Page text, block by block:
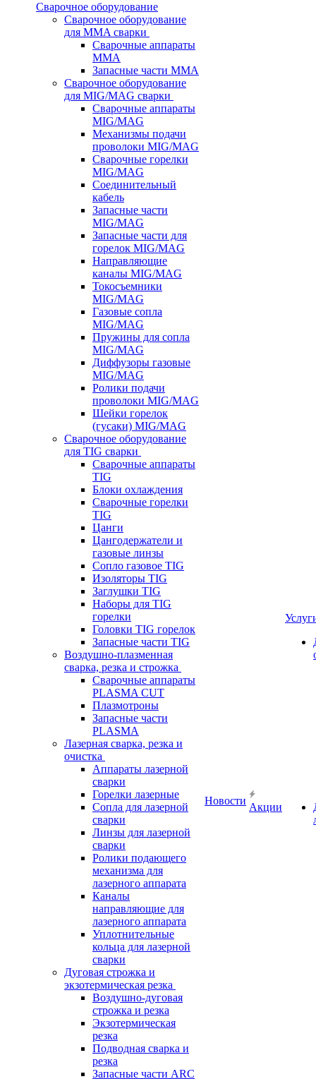
Сварочное оборудование
Сварочное оборудование
для MMA сварки
Сварочные аппараты
MMA
Запасные части MMA
Сварочное оборудование
для MIG/MAG сварки
Сварочные аппараты
MIG/MAG
Механизмы подачи
проволоки MIG/MAG
Сварочные горелки
MIG/MAG
Соединительный
кабель
Запасные части
MIG/MAG
Запасные части для
горелок MIG/MAG
Направляющие
каналы MIG/MAG
Токосъемники
MIG/MAG
Газовые сопла
MIG/MAG
Пружины для сопла
MIG/MAG
Диффузоры газовые
MIG/MAG
Ролики подачи
проволоки MIG/MAG
Шейки горелок
(гусаки) MIG/MAG
Сварочное оборудование
для TIG сварки
Сварочные аппараты
TIG
Блоки охлаждения
Сварочные горелки
TIG
Цанги
Цангодержатели и
газовые линзы
Сопло газовое TIG
Изоляторы TIG
Заглушки TIG
Наборы для TIG
горелки
Головки TIG горелок
Запасные части TIG
Воздушно-плазменная
сварка, резка и строжка
Сварочные аппараты
PLASMA CUT
Плазмотроны
Запасные части
PLASMA
Лазерная сварка, резка и
очистка
Аппараты лазерной
сварки
Горелки лазерные
Сопла для лазерной
сварки
Линзы для лазерной
сварки
Ролики подающего
механизма для
лазерного аппарата
Каналы
направляющие для
лазерного аппарата
Уплотнительные
кольца для лазерной
сварки
Дуговая строжка и
экзотермическая резка
Воздушно-дуговая
строжка и резка
Экзотермическая
резка
Подводная сварка и
резка
Запасные части ARC
Новости
Акции